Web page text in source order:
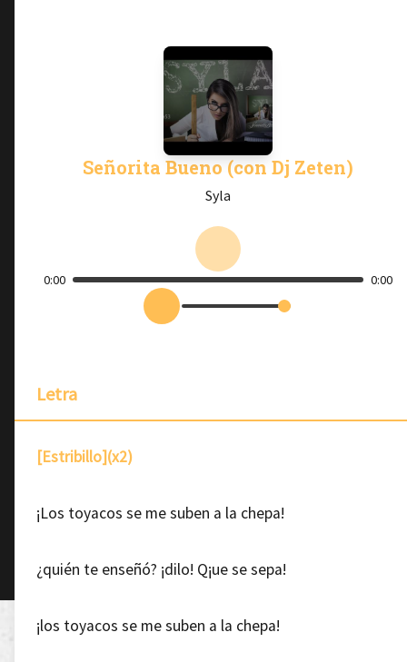
Señorita Bueno (con Dj Zeten)
Syla
0:00 0:00
Letra
[Estribillo](x2)
¡Los toyacos se me suben a la chepa!
¿quién te enseñó? ¡dilo! Q¡ue se sepa!
¡los toyacos se me suben a la chepa!